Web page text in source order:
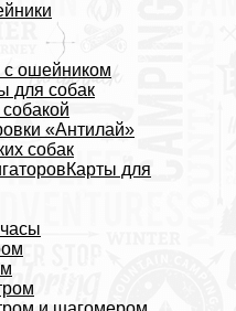
с ошейником
для собак
«Антилай»
собак
Карты для